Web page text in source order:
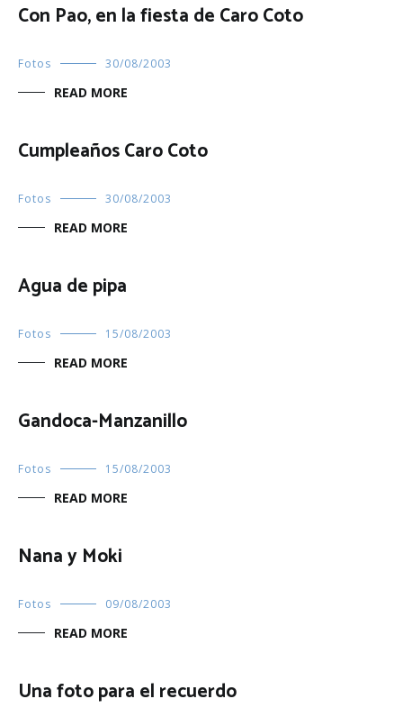
Con Pao, en la fiesta de Caro Coto
Fotos 30/08/2003
READ MORE
Cumpleaños Caro Coto
Fotos 30/08/2003
READ MORE
Agua de pipa
Fotos 15/08/2003
READ MORE
Gandoca-Manzanillo
Fotos 15/08/2003
READ MORE
Nana y Moki
Fotos 09/08/2003
READ MORE
Una foto para el recuerdo